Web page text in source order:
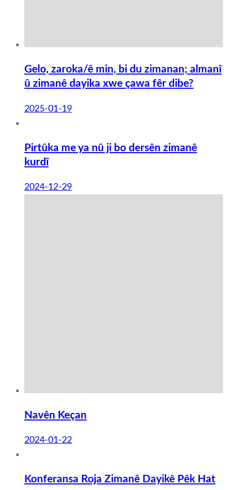
Gelo, zaroka/ê min, bi du zimanan; almanî
û zimanê dayika xwe çawa fêr dibe?
2025-01-19
Pirtûka me ya nû ji bo dersên zimanê
kurdî
2024-12-29
Navên Keçan
2024-01-22
Konferansa Roja Zimanê Dayikê Pêk Hat